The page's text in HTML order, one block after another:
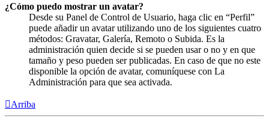
¿Cómo puedo mostrar un avatar?
Desde su Panel de Control de Usuario, haga clic en “Perfil”
puede añadir un avatar utilizando uno de los siguientes cuatro
métodos: Gravatar, Galería, Remoto o Subida. Es la
administración quien decide si se pueden usar o no y en que
tamaño y peso pueden ser publicadas. En caso de que no este
disponible la opción de avatar, comuníquese con La
Administración para que sea activada.
Arriba